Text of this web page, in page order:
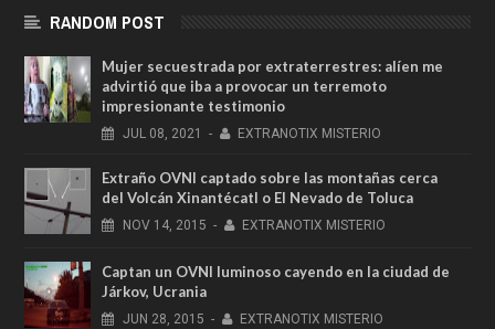
RANDOM POST
Mujer secuestrada por extraterrestres: alíen me
advirtió que iba a provocar un terremoto
impresionante testimonio
JUL 08, 2021 - EXTRANOTIX MISTERIO
Extraño OVNI captado sobre las montañas cerca
del Volcán Xinantécatl o El Nevado de Toluca
NOV 14, 2015 - EXTRANOTIX MISTERIO
Captan un OVNI luminoso cayendo en la ciudad de
Járkov, Ucrania
JUN 28, 2015 - EXTRANOTIX MISTERIO